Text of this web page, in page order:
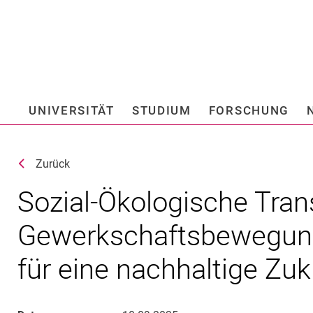
Springe direkt zu:
UNIVERSITÄT STUDIUM FORSCHUNG
Zurück
Sozial-Ökologische
für eine nachhaltige